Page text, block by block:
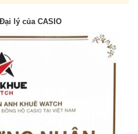
lý của CASIO